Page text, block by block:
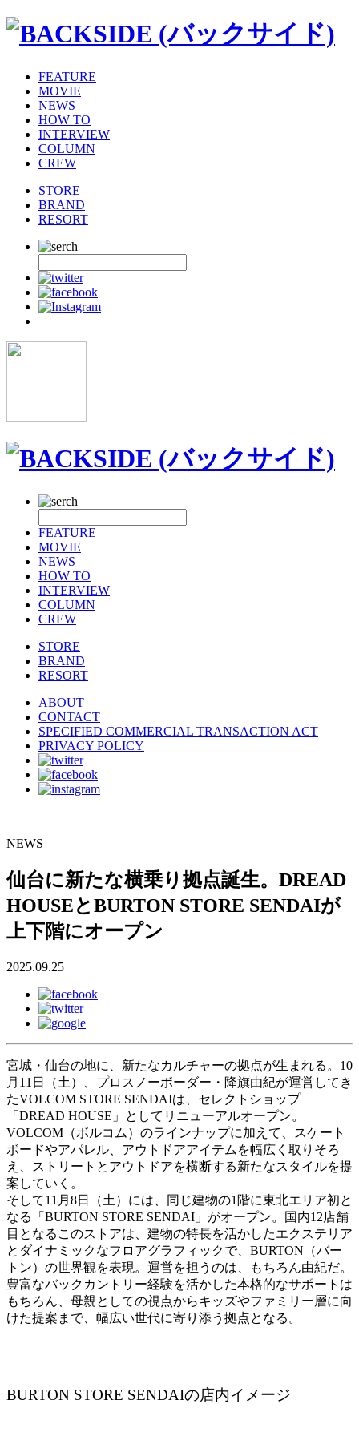
FEATURE
MOVIE
NEWS
HOW TO
INTERVIEW
COLUMN
CREW
STORE
BRAND
RESORT
FEATURE
MOVIE
NEWS
HOW TO
INTERVIEW
COLUMN
CREW
STORE
BRAND
RESORT
ABOUT
CONTACT
SPECIFIED COMMERCIAL TRANSACTION ACT
PRIVACY POLICY
NEWS
仙台に新たな横乗り拠点誕生。DREAD
HOUSEとBURTON STORE SENDAIが
上下階にオープン
2025.09.25
宮城・仙台の地に、新たなカルチャーの拠点が生まれる。10
月11日（土）、プロスノーボーダー・降旗由紀が運営してき
たVOLCOM STORE SENDAIは、セレクトショップ
「DREAD HOUSE」としてリニューアルオープン。
VOLCOM（ボルコム）のラインナップに加えて、スケート
ボードやアパレル、アウトドアアイテムを幅広く取りそろ
え、ストリートとアウトドアを横断する新たなスタイルを提
案していく。
そして11月8日（土）には、同じ建物の1階に東北エリア初と
なる「BURTON STORE SENDAI」がオープン。国内12店舗
目となるこのストアは、建物の特長を活かしたエクステリア
とダイナミックなフロアグラフィックで、BURTON（バー
トン）の世界観を表現。運営を担うのは、もちろん由紀だ。
豊富なバックカントリー経験を活かした本格的なサポートは
もちろん、母親としての視点からキッズやファミリー層に向
けた提案まで、幅広い世代に寄り添う拠点となる。
BURTON STORE SENDAIの店内イメージ